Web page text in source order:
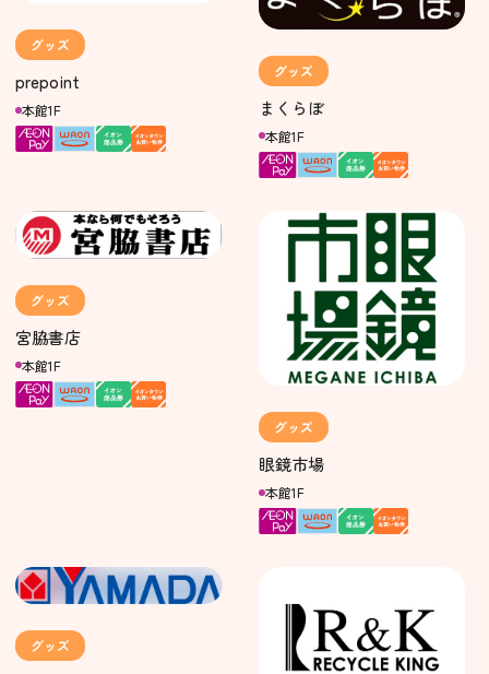
グッズ
prepoint
本館1F
グッズ
まくらぼ
本館1F
グッズ
宮脇書店
本館1F
グッズ
眼鏡市場
本館1F
グッズ